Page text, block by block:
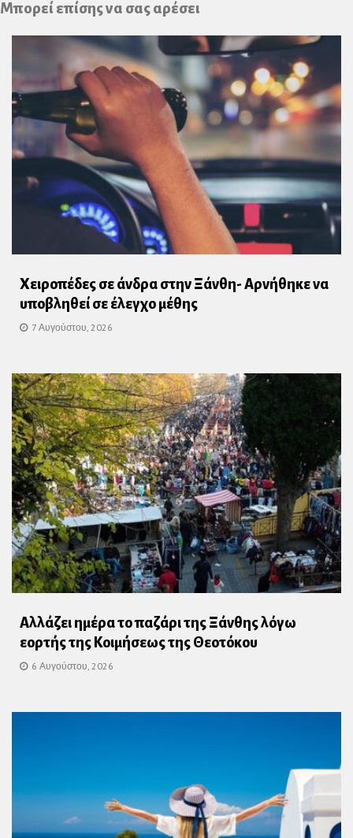
Μπορεί επίσης να σας αρέσει
Χειροπέδες σε άνδρα στην Ξάνθη- Αρνήθηκε να
υποβληθεί σε έλεγχο μέθης
7 Αυγούστου, 2026
Αλλάζει ημέρα το παζάρι της Ξάνθης λόγω
εορτής της Κοιμήσεως της Θεοτόκου
6 Αυγούστου, 2026